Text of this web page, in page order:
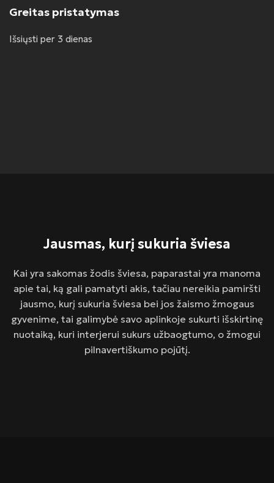
Greitas pristatymas
Išsiųsti per 3 dienas
Jausmas, kurį sukuria šviesa
Kai yra sakomas žodis šviesa, paparastai yra manoma
apie tai, ką gali pamatyti akis, tačiau nereikia pamiršti
jausmo, kurį sukuria šviesa bei jos žaismo žmogaus
gyvenime, tai galimybė savo aplinkoje sukurti išskirtinę
nuotaiką, kuri interjerui sukurs užbaogtumo, o žmogui
pilnavertiškumo pojūtį.